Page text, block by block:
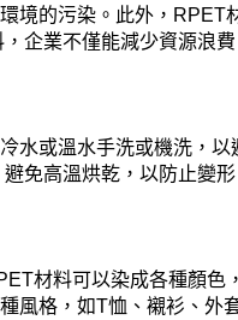
境的污染。此外，RPET
企業不僅能減少資源浪
水或溫水手洗或機洗，
免高溫烘乾，以防止變
材料可以染成各種顏色
風格，如T恤、襯衫、外